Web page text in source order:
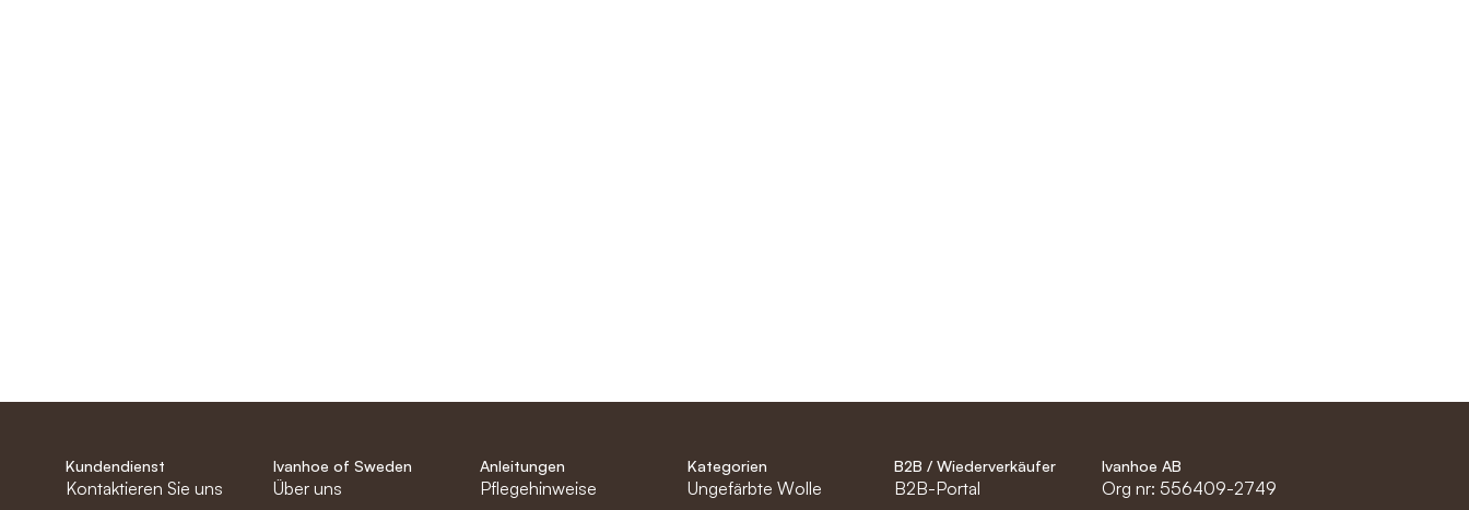
Kundendienst
Kontaktieren Sie uns
Ivanhoe of Sweden
Über uns
Anleitungen
Pflegehinweise
Kategorien
Ungefärbte Wolle
B2B / Wiederverkäufer
B2B-Portal
Ivanhoe AB
Org nr: 556409-2749